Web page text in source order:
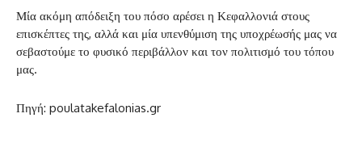
Μία ακόμη απόδειξη του πόσο αρέσει η Κεφαλλονιά στους
επισκέπτες της, αλλά και μία υπενθύμιση της υποχρέωσής μας να
σεβαστούμε το φυσικό περιβάλλον και τον πολιτισμό του τόπου
μας.
Πηγή: poulatakefalonias.gr